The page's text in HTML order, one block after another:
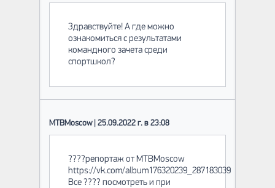
Здравствуйте! А где можно
ознакомиться с результатами
командного зачета среди
спортшкол?
MTBMoscow | 25.09.2022 г. в 23:08
????репортаж от MTBMoscow
https://vk.com/album176320239_287183039
Все ???? посмотреть и при